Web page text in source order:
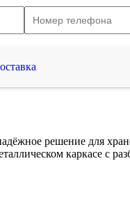
решение для
каркасе с